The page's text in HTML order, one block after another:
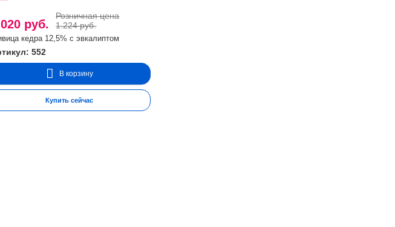
руб.
Розничная цена
1.224 руб.
кедра 12,5% с эвкалиптом
552
В корзину
Купить сейчас